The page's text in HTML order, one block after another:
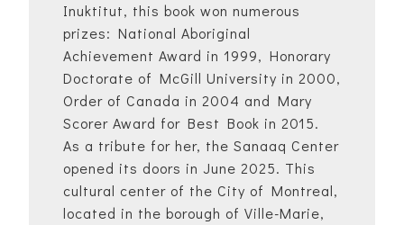
Inuktitut, this book won numerous
prizes: National Aboriginal
Achievement Award in 1999, Honorary
Doctorate of McGill University in 2000,
Order of Canada in 2004 and Mary
Scorer Award for Best Book in 2015.
As a tribute for her, the Sanaaq Center
opened its doors in June 2025. This
cultural center of the City of Montreal,
located in the borough of Ville-Marie,